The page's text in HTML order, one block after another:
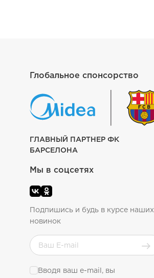
Глобальное спонсорство
ГЛАВНЫЙ ПАРТНЕР ФК
БАРСЕЛОНА
Мы в соцсетях
Подпишись и будь в курсе наших
новинок
Вводя ваш e-mail, вы